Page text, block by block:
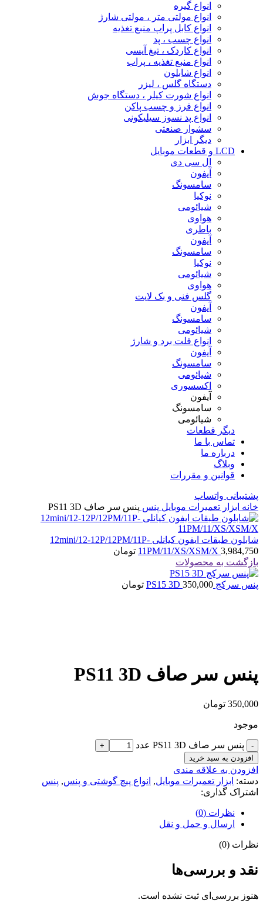
انواع گیره
انواع مولتی متر ، مولتی شارژ
انواع کابل پراپ منبع تغذیه
انواع چسب ، پد
انواع کاردک ، تیغ آیسی
انواع منبع تغذیه ، پراب
انواع شابلون
دستگاه گلس ، لیزر
انواع شورت کیلر ، دستگاه جوش
انواع فرز و چسب پاکن
انواع پد نسوز سیلیکونی
سشوار صنعتی
دیگر ابزار
LCD و قطعات موبایل
ال سی دی
آیفون
سامسونگ
نوکیا
شیائومی
هواوی
باطری
آیفون
سامسونگ
نوکیا
شیائومی
هواوی
گلس فنی و بک لایت
آیفون
سامسونگ
شیائومی
انواع فلت برد و شارژ
آیفون
سامسونگ
شیائومی
اکسسوری
آیفون
سامسونگ
شیائومی
دیگر قطعات
تماس با ما
درباره ما
وبلاگ
قوانین و مقررات
پشتیبانی واتساپ
خانه ابزار تعمیرات موبایل پنس پنس سر صاف PS11 3D
شابلون طبقات ایفون کیانلی 12mini/12-12P/12PM/11P-
11PM/11/XS/XSM/X 3,984,750
تومان
بازگشت به محصولات
پنس سرکج PS15 3D 350,000 تومان
پنس سر صاف PS11 3D
350,000 تومان
موجود
پنس سر صاف PS11 3D عدد
افزودن به سبد خرید
افزودن به علاقه مندی
دسته: ابزار تعمیرات موبایل, انواع پیچ گوشتی و پنس, پنس
اشتراک گذاری:
نظرات (0)
ارسال و حمل و نقل
نظرات (0)
نقد و بررسی‌ها
هنوز بررسی‌ای ثبت نشده است.